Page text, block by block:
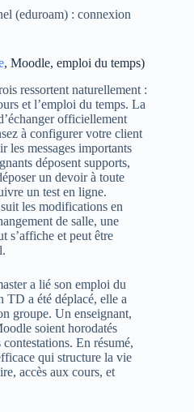
(eduroam) : connexion
, Moodle, emploi du temps)
ressortent naturellement :
et l’emploi du temps. La
officiellement
à configurer votre client
les messages importants
déposent supports,
un devoir à toute
un test en ligne.
suit les modifications en
de salle, une
s’affiche et peut être
a lié son emploi du
TD a été déplacé, elle a
groupe. Un enseignant,
soient horodatés
En résumé,
qui structure la vie
accès aux cours, et